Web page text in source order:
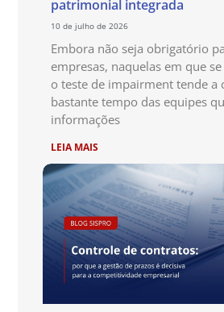
patrimonial integrada
10 de julho de 2026
Embora não seja obrigatório
empresas, naquelas em que
o teste de impairment tende a
bastante tempo das equipes
informações
LEIA MAIS